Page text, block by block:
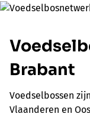
Brabant
Voedselbossen
Vlaanderen en